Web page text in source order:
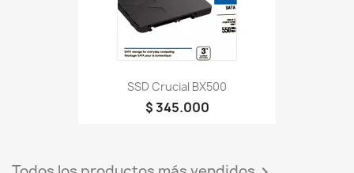
SSD Crucial BX500
$ 345.000